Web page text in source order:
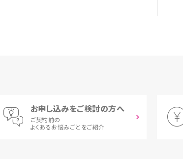
お申し込みをご検討の方へ
ご契約前の
よくあるお悩みごとをご紹介